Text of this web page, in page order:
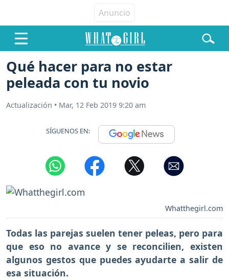
Qué hacer para no estar
peleada con tu novio
Actualización • Mar, 12 Feb 2019 9:20 am
SÍGUENOS EN:
Whatthegirl.com
Todas las parejas suelen tener peleas, pero para
que eso no avance y se reconcilien, existen
algunos gestos que puedes ayudarte a salir de
esa situación.